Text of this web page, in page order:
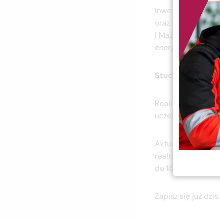
Inwestycja w
oraz zwiększenia
i Mazur. Projekt
energetyczną i
Studiuj
Realizacja
uczelni jako
Aktualnie trwa
realne
do 15
Zapisz się już dziś: